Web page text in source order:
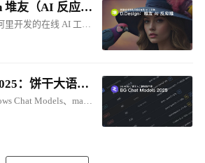
AI 平台：D.Design 堆友（AI 反应堆）在线 ComfyUI
D.Design（堆友 AI）：阿里开发的在线 AI 工具集。支持：生成式、在线ComfyUI、电商图创作等
BG Chat Models 2025：饼干大语音模型库
BG Chat Models：Windows Chat Models、macOS Chat Models